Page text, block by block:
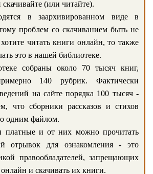
скачивайте (или читайте).
в заархивированном виде в
проблем со скачиванием быть не
читать книги онлайн, то также
это в нашей библиотеке.
собраны около 70 тысяч книг,
140 рубрик. Фактически
на сайте порядка 100 тысяч -
что сборники рассказов и стихов
одним файлом.
платные и от них можно прочитать
отрывок для ознакомления - это
правообладателей, запрещающих
и скачивать их книги.